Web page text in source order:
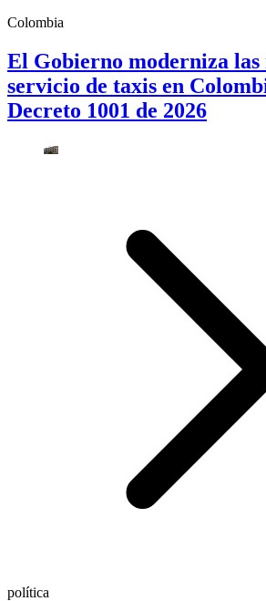
Colombia
El Gobierno moderniza las
servicio de taxis en
Decreto 1001 de 2026
política